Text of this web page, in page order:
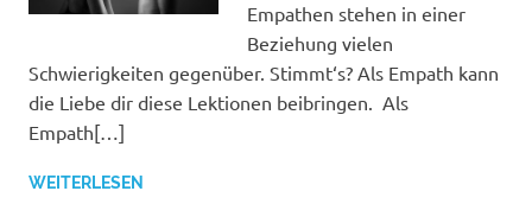
Empathen stehen in einer
Beziehung vielen
Schwierigkeiten gegenüber. Stimmt‘s? Als Empath kann
die Liebe dir diese Lektionen beibringen. Als
Empath[…]
WEITERLESEN